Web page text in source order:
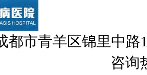
都市青羊区锦里中
咨询热线